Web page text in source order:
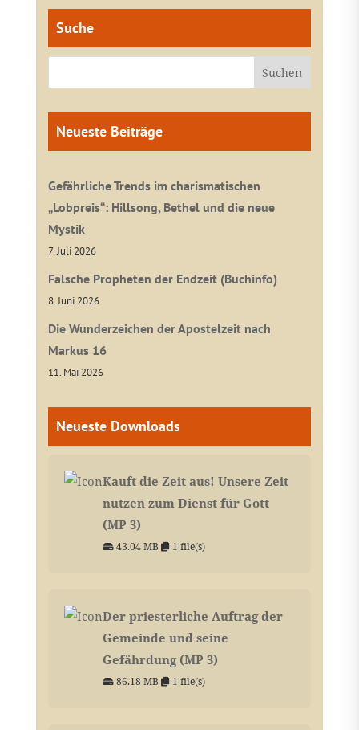
Suche
Neueste Beiträge
Gefährliche Trends im charismatischen
„Lobpreis“: Hillsong, Bethel und die neue
Mystik
7. Juli 2026
Falsche Propheten der Endzeit (Buchinfo)
8. Juni 2026
Die Wunderzeichen der Apostelzeit nach
Markus 16
11. Mai 2026
Neueste Downloads
Kauft die Zeit aus! Unsere Zeit
nutzen zum Dienst für Gott
(MP 3)
43.04 MB 1 file(s)
Der priesterliche Auftrag der
Gemeinde und seine
Gefährdung (MP 3)
86.18 MB 1 file(s)